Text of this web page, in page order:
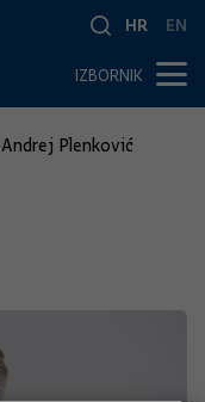
HR EN
IZBORNIK
Andrej Plenković